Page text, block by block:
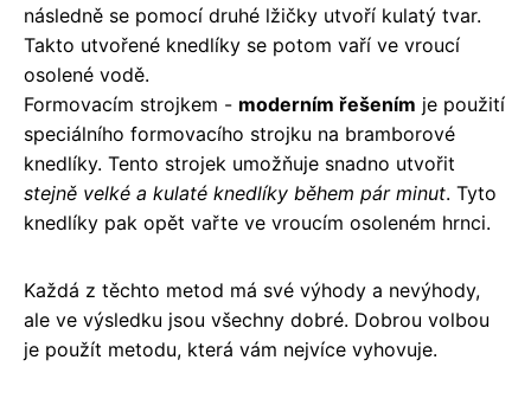
následně se pomocí druhé lžičky utvoří kulatý tvar.
Takto utvořené knedlíky se potom vaří ve vroucí
osolené vodě.
Formovacím strojkem - moderním řešením je použití
speciálního formovacího strojku na bramborové
knedlíky. Tento strojek umožňuje snadno utvořit
stejně velké a kulaté knedlíky během pár minut. Tyto
knedlíky pak opět vařte ve vroucím osoleném hrnci.
Každá z těchto metod má své výhody a nevýhody,
ale ve výsledku jsou všechny dobré. Dobrou volbou
je použít metodu, která vám nejvíce vyhovuje.